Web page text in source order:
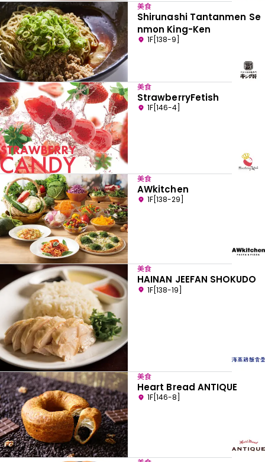
美食
Shirunashi Tantanmen Se
nmon King-Ken
1F[138-9]
美食
StrawberryFetish
1F[146-4]
美食
AWkitchen
1F[138-29]
美食
HAINAN JEEFAN SHOKUDO
1F[138-19]
美食
Heart Bread ANTIQUE
1F[146-8]